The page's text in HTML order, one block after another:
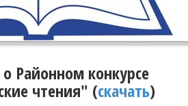
Районном конкурсе
чтения" (скачать)